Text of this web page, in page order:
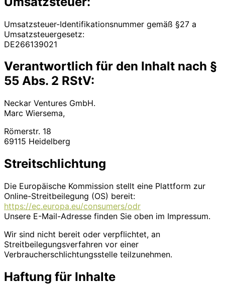
Umsatzsteuer-Identifikationsnummer gemäß §27 a
Umsatzsteuergesetz:
DE266139021
Verantwortlich für den Inhalt nach §
55 Abs. 2 RStV:
Neckar Ventures GmbH.
Marc Wiersema,
Römerstr. 18
69115 Heidelberg
Streitschlichtung
Die Europäische Kommission stellt eine Plattform zur
Online-Streitbeilegung (OS) bereit:
https://ec.europa.eu/consumers/odr
Unsere E-Mail-Adresse finden Sie oben im Impressum.
Wir sind nicht bereit oder verpflichtet, an
Streitbeilegungsverfahren vor einer
Verbraucherschlichtungsstelle teilzunehmen.
Haftung für Inhalte